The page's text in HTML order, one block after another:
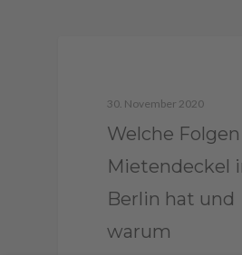
30. November 2020
Welche
Mietendeckel
Berlin hat und
warum